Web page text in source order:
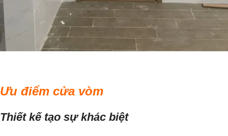
Ưu điểm cửa vòm
Thiết kế tạo sự khác biệt